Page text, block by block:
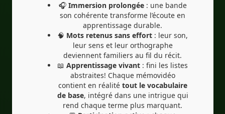
🎧 Immersion prolongée: une bande
son cohérente transforme l’écoute en
apprentissage durable.
🧠 Mots retenus sans effort : leur son,
leur sens et leur orthographe
deviennent familiers au fil du récit.
📖 Apprentissage vivant : fini les listes
abstraites! Chaque mémovidéo
contient en réalité tout le vocabulaire
de base, intégré dans une intrigue qui
rend chaque terme plus marquant.